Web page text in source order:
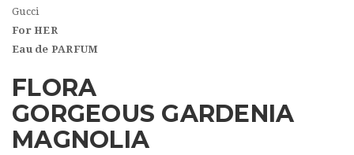
Gucci
For HER
Eau de PARFUM
FLORA
GORGEOUS GARDENIA
MAGNOLIA